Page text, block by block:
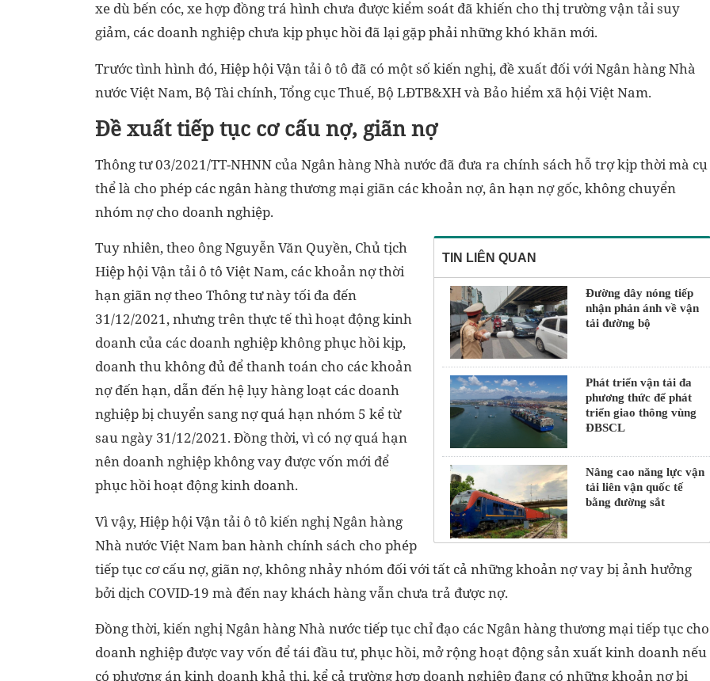
xe dù bến cóc, xe hợp đồng trá hình chưa được kiểm soát đã khiến cho thị trường vận tải suy
giảm, các doanh nghiệp chưa kịp phục hồi đã lại gặp phải những khó khăn mới.
Trước tình hình đó, Hiệp hội Vận tải ô tô đã có một số kiến nghị, đề xuất đối với Ngân hàng Nhà
nước Việt Nam, Bộ Tài chính, Tổng cục Thuế, Bộ LĐTB&XH và Bảo hiểm xã hội Việt Nam.
Đề xuất tiếp tục cơ cấu nợ, giãn nợ
Thông tư 03/2021/TT-NHNN của Ngân hàng Nhà nước đã đưa ra chính sách hỗ trợ kịp thời mà cụ
thể là cho phép các ngân hàng thương mại giãn các khoản nợ, ân hạn nợ gốc, không chuyển
nhóm nợ cho doanh nghiệp.
TIN LIÊN QUAN
Đường dây nóng tiếp
nhận phản ánh về vận
tải đường bộ
Phát triển vận tải đa
phương thức để phát
triển giao thông vùng
ĐBSCL
Nâng cao năng lực vận
tải liên vận quốc tế
bằng đường sắt
Tuy nhiên, theo ông Nguyễn Văn Quyền, Chủ tịch
Hiệp hội Vận tải ô tô Việt Nam, các khoản nợ thời
hạn giãn nợ theo Thông tư này tối đa đến
31/12/2021, nhưng trên thực tế thì hoạt động kinh
doanh của các doanh nghiệp không phục hồi kịp,
doanh thu không đủ để thanh toán cho các khoản
nợ đến hạn, dẫn đến hệ lụy hàng loạt các doanh
nghiệp bị chuyển sang nợ quá hạn nhóm 5 kể từ
sau ngày 31/12/2021. Đồng thời, vì có nợ quá hạn
nên doanh nghiệp không vay được vốn mới để
phục hồi hoạt động kinh doanh.
Vì vậy, Hiệp hội Vận tải ô tô kiến nghị Ngân hàng
Nhà nước Việt Nam ban hành chính sách cho phép
tiếp tục cơ cấu nợ, giãn nợ, không nhảy nhóm đối với tất cả những khoản nợ vay bị ảnh hưởng
bởi dịch COVID-19 mà đến nay khách hàng vẫn chưa trả được nợ.
Đồng thời, kiến nghị Ngân hàng Nhà nước tiếp tục chỉ đạo các Ngân hàng thương mại tiếp tục cho
doanh nghiệp được vay vốn để tái đầu tư, phục hồi, mở rộng hoạt động sản xuất kinh doanh nếu
có phương án kinh doanh khả thi, kể cả trường hợp doanh nghiệp đang có những khoản nợ bị